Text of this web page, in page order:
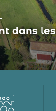
dans les